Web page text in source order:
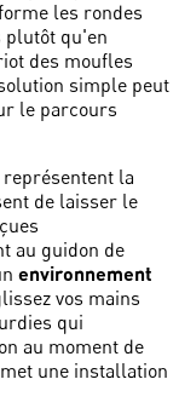
les rondes
plutôt qu'en
des moufles
simple peut
le parcours
représentent la
de laisser le
au guidon de
environnement
vos mains
qui
au moment de
une installation